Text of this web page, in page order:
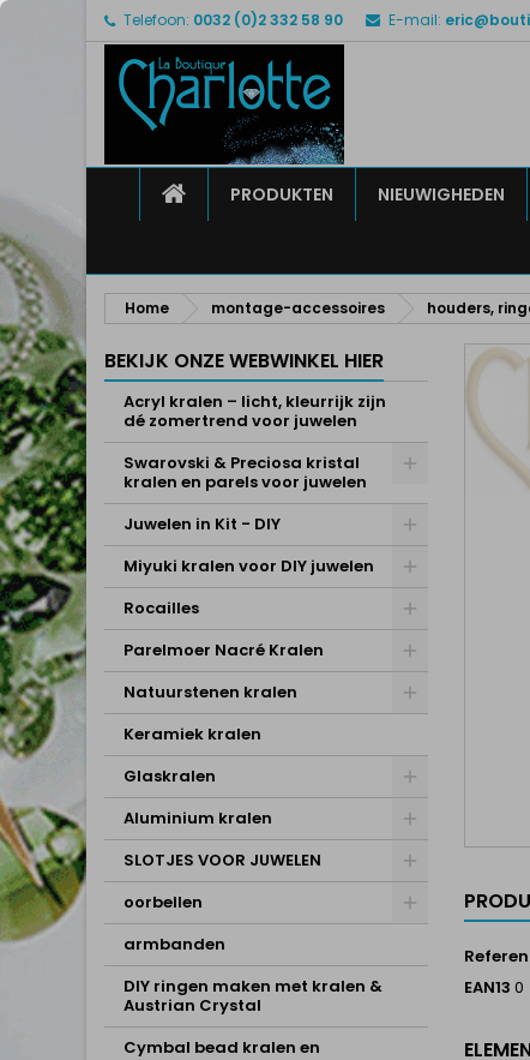
Telefoon: 0032 (0)2 332 58 90 E-mail:
HOMEPRODUKTEN NIEUWIGHEDEN
Home montage-accessoires houders,
BEKIJK ONZE WEBWINKEL HIER
Acryl kralen – licht, kleurrijk zijn
dé zomertrend voor juwelen
Swarovski & Preciosa kristal
kralen en parels voor juwelen
Juwelen in Kit - DIY
Miyuki kralen voor DIY juwelen
Rocailles
Parelmoer Nacré Kralen
Natuurstenen kralen
Keramiek kralen
Glaskralen
Aluminium kralen
SLOTJES VOOR JUWELEN
oorbellen
armbanden
DIY ringen maken met kralen &
Austrian Crystal
Cymbal bead kralen en
EAN13 0